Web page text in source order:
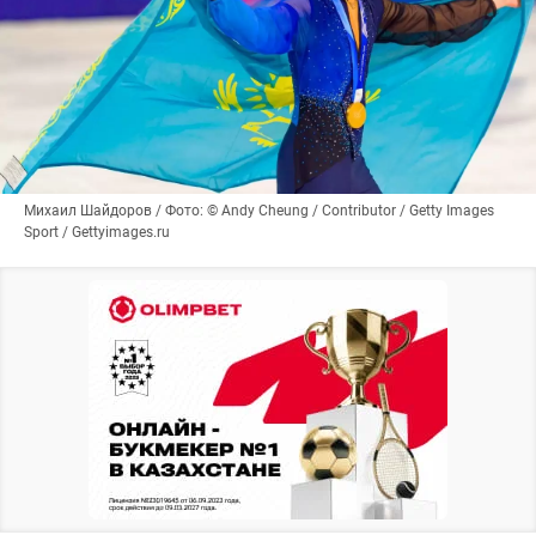
Михаил Шайдоров / Фото: © Andy Cheung / Contributor / Getty Images
Sport / Gettyimages.ru